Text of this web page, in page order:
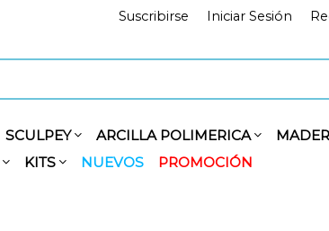
Iniciar Sesión
Suscribirse
SCULPEY ARCILLA POLIMERICA
KITS NUEVOS PROMOCIÓN